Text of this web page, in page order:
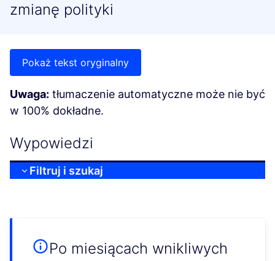
zmianę polityki
Pokaż tekst oryginalny
Uwaga: tłumaczenie automatyczne może nie być
w 100% dokładne.
Wypowiedzi
Filtruj i szukaj
Po miesiącach wnikliwych